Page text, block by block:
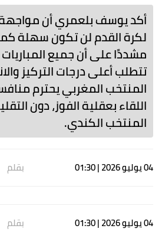
أكد يوسف بلعمري أن
لكرة القدم لن تكون سهلة
مشددًا على أن جميع
تتطلب أعلى درجات التركيز
المنتخب المغربي يحترم
اللقاء بعقلية الفوز، دون
المنتخب الكندي.
04 يوليو 2026 | 01:30 بقلم
04 يوليو 2026 | 01:30 بقلم